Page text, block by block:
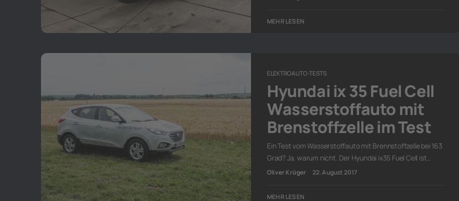
MEHR LESEN
ELEKTROAUTO-TESTS
Hyundai ix 35 Fuel Cell
Wasserstoffauto mit
Brenstoffzelle im Test
Ein Test vom Wasserstoffauto mit Brennstoffzelle bei 163
Grad? Ja, warum nicht. Der Hyundai ix35 Fuel Cell ist…
Oliver Krüger 22. August 2017
MEHR LESEN